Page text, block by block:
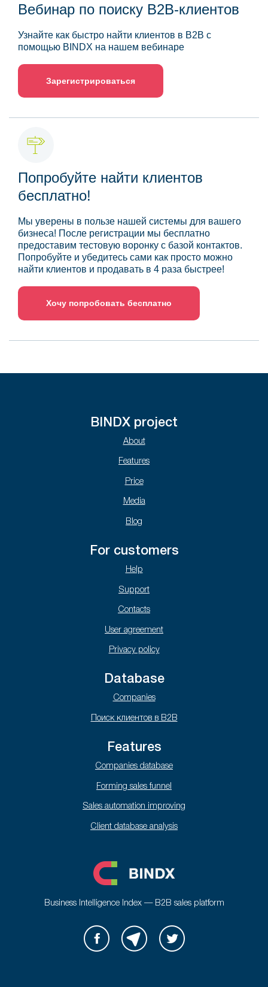
Вебинар по поиску B2B-клиентов
Узнайте как быстро найти клиентов в B2B с
помощью BINDX на нашем вебинаре
Зарегистрироваться
Попробуйте найти клиентов
бесплатно!
Мы уверены в пользе нашей системы для вашего
бизнеса! После регистрации мы бесплатно
предоставим тестовую воронку с базой контактов.
Попробуйте и убедитесь сами как просто можно
найти клиентов и продавать в 4 раза быстрее!
Хочу попробовать бесплатно
BINDX project
About
Features
Price
Media
Blog
For customers
Help
Support
Contacts
User agreement
Privacy policy
Database
Companies
Поиск клиентов в B2B
Features
Companies database
Forming sales funnel
Sales automation improving
Client database analysis
Business Intelligence Index — B2B sales platform